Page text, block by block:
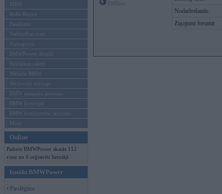
MINI
Rolls-Royce
Pasākumi
Vadāmības tests
Autosports
BMWPower aktuāli
Reklāmas raksti
Mēneša BMW
Sērijveida tūnings
BMW pasaules jaunumi
BMW koncepti
BMW konkurentu jaunumi
Moto
Online
Pašreiz BMWPower skatās 112
viesi un 0 reģistrēti lietotāji.
Ienākt BMWPower
• Pieslēgties
Nodarbošanās:
Ziņojumi forumā: